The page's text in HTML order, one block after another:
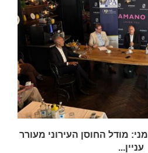
מודל החוסן העירוני מעורר
עניין...